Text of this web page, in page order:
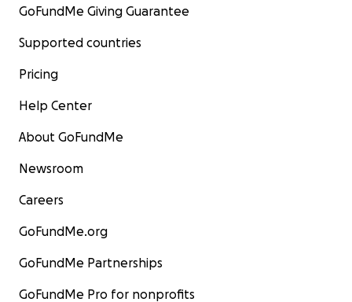
GoFundMe Giving Guarantee
Supported countries
Pricing
Help Center
About GoFundMe
Newsroom
Careers
GoFundMe.org
GoFundMe Partnerships
GoFundMe Pro for nonprofits